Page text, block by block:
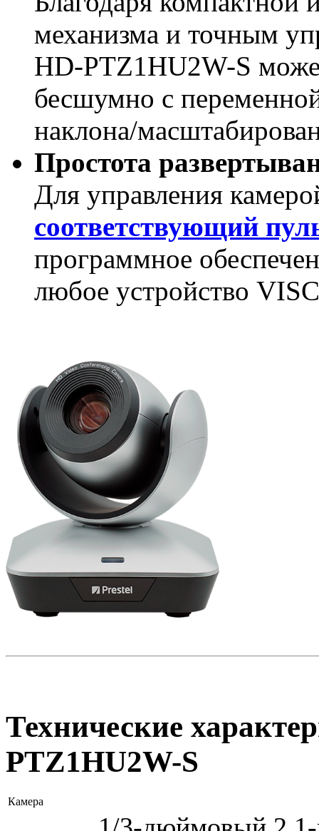
механизма и точным
HD-PTZ1HU2W-S
бесшумно с
наклона/
Простота
Для управления
соответствующий
программное
любое устройство
Технические
PTZ1HU2W-S
Камера